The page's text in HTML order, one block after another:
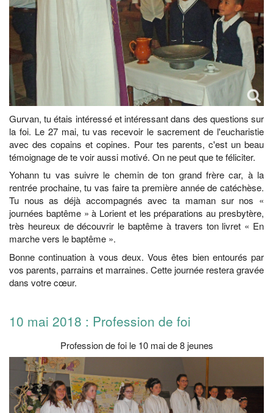
Gurvan, tu étais intéressé et intéressant dans des questions sur
la foi. Le 27 mai, tu vas recevoir le sacrement de l'eucharistie
avec des copains et copines. Pour tes parents, c'est un beau
témoignage de te voir aussi motivé. On ne peut que te féliciter.
Yohann tu vas suivre le chemin de ton grand frère car, à la
rentrée prochaine, tu vas faire ta première année de catéchèse.
Tu nous as déjà accompagnés avec ta maman sur nos «
journées baptême » à Lorient et les préparations au presbytère,
très heureux de découvrir le baptême à travers ton livret « En
marche vers le baptême ».
Bonne continuation à vous deux. Vous êtes bien entourés par
vos parents, parrains et marraines. Cette journée restera gravée
dans votre cœur.
10 mai 2018 : Profession de foi
Profession de foi le 10 mai de 8 jeunes